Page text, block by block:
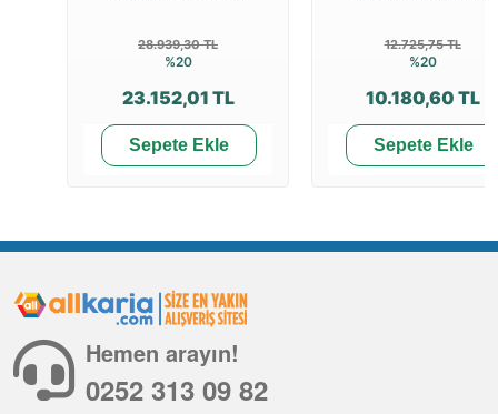
28.939,30 TL
%20
23.152,01 TL
Sepete Ekle
12.725,75 TL
%20
10.180,60 TL
Sepete Ekle
Hemen arayın!
0252 313 09 82